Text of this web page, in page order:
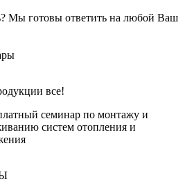
Мы готовы ответить на любой Ваш
все!
семинар по монтажу и
систем отопления и